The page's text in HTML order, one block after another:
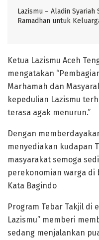
Lazismu – Aladin
Ramadhan untuk
Ketua Lazismu Aceh
mengatakan
Marhamah dan
kepedulian Lazismu
terasa agak menurun.”
Dengan
menyediakan kudapan
masyarakat semoga
perekonomian warga di
Kata Bagindo
Program Tebar Takjil di
Lazismu” memberi
sedang menjalankan